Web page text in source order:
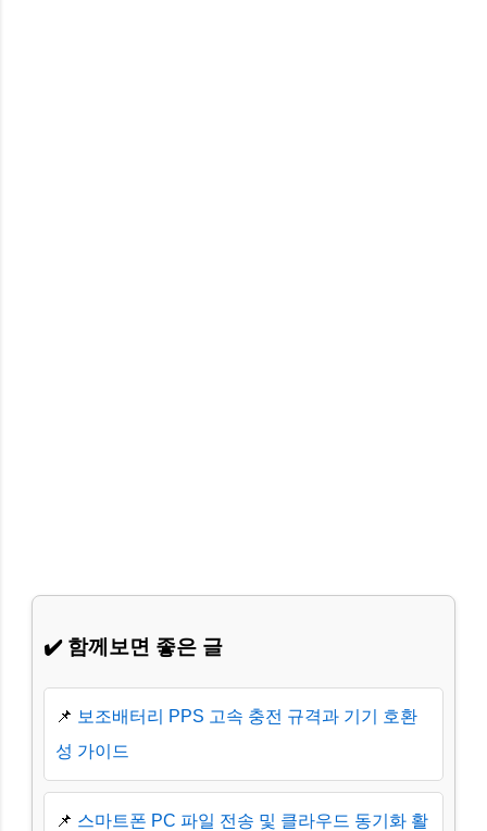
✔️ 함께보면 좋은 글
📌 보조배터리 PPS 고속 충전 규격과 기기 호환
성 가이드
📌 스마트폰 PC 파일 전송 및 클라우드 동기화 활